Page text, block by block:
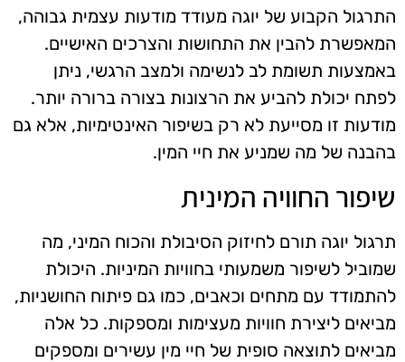
התרגול הקבוע של יוגה מעודד מודעות עצמית גבוהה,
המאפשרת להבין את התחושות והצרכים האישיים.
באמצעות תשומת לב לנשימה ולמצב הרגשי, ניתן
לפתח יכולת להביע את הרצונות בצורה ברורה יותר.
מודעות זו מסייעת לא רק בשיפור האינטימיות, אלא גם
בהבנה של מה שמניע את חיי המין.
שיפור החוויה המינית
תרגול יוגה תורם לחיזוק הסיבולת והכוח המיני, מה
שמוביל לשיפור משמעותי בחוויות המיניות. היכולת
להתמודד עם מתחים וכאבים, כמו גם פיתוח החושניות,
מביאים ליצירת חוויות מעצימות ומספקות. כל אלה
מביאים לתוצאה סופית של חיי מין עשירים ומספקים